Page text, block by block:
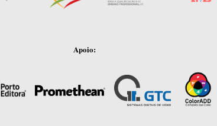
Apoio: